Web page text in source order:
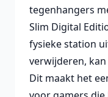
tegenhangers
Slim Digital
fysieke station
verwijderen,
Dit maakt het